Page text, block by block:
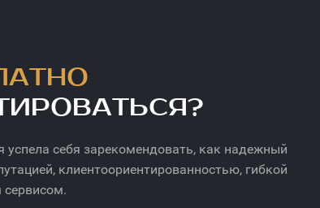
себя зарекомендовать, как надежный
клиентоориентированностью, гибкой